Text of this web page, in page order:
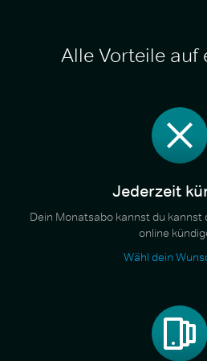
Alle Vorteile auf
Jederzeit
Dein Monatsabo kannst du kannst
online
Wähl dein